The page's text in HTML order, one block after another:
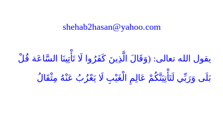
shehab2hasan@yahoo.com
يقول الله تعالى: (وَقَالَ الَّذِينَ كَفَرُوا لَا تَأْتِينَا السَّاعَة قُلْ
بَلَى وَرَبِّي لَتَأْتِيَنَّكُمْ عَالِمِ الْغَيْبِ لَا يَعْزُبُ عَنْهُ مِثْقَالُ